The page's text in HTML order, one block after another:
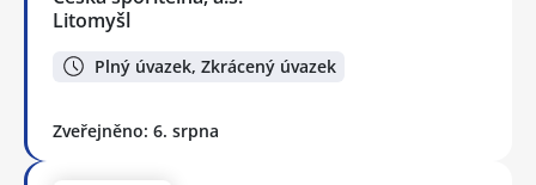
Litomyšl
Plný úvazek, Zkrácený úvazek
Zveřejněno: 6. srpna